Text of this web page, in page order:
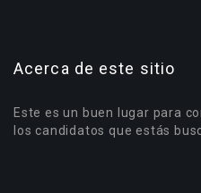
Acerca de este sitio
Este es un buen lugar para
los candidatos que estás